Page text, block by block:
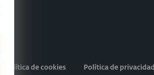
Política de cookies Política de privacidad